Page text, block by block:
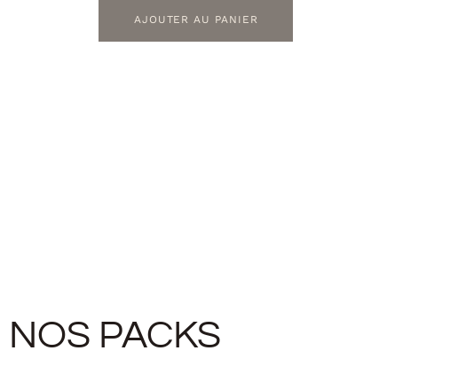
AJOUTER AU PANIER
NOS PACKS